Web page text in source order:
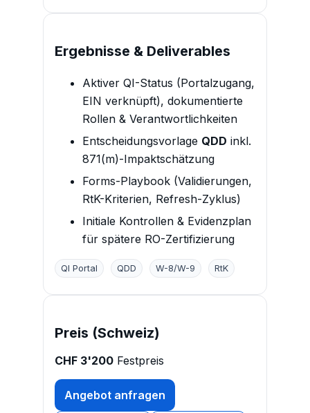
Ergebnisse & Deliverables
Aktiver QI-Status (Portalzugang,
EIN verknüpft), dokumentierte
Rollen & Verantwortlichkeiten
Entscheidungsvorlage QDD inkl.
871(m)-Impaktschätzung
Forms-Playbook (Validierungen,
RtK-Kriterien, Refresh-Zyklus)
Initiale Kontrollen & Evidenzplan
für spätere RO-Zertifizierung
QI Portal QDD W-8/W-9 RtK
Preis (Schweiz)
CHF 3'200 Festpreis
Angebot anfragen